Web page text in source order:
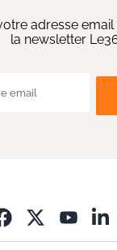
adresse
la newsletter